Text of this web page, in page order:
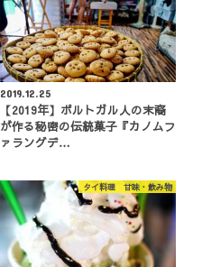
2019.12.25
【2019年】ポルトガル人の末裔
が作る秘密の伝統菓子『カノムフ
ァラングデ…
タイ料理 甘味・飲み物